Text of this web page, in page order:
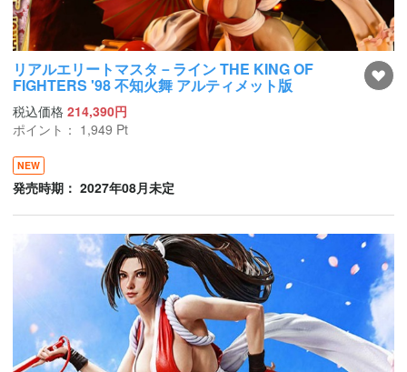
リアルエリートマスタ－ライン THE KING OF
FIGHTERS '98 不知火舞 アルティメット版
税込価格 214,390円
ポイント： 1,949 Pt
NEW
発売時期： 2027年08月未定